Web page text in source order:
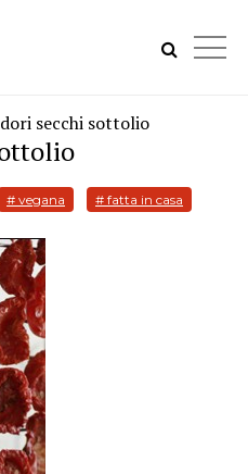
secchi sottolio
# vegana # fatta in casa